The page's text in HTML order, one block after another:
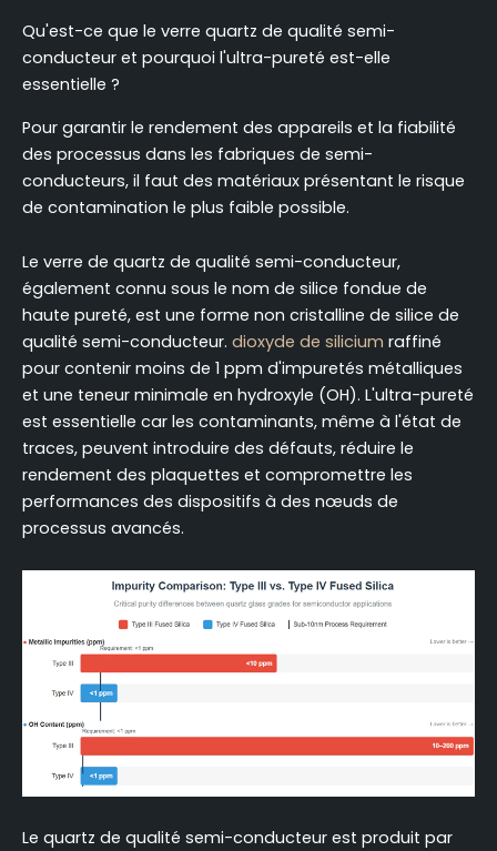
Qu'est-ce que le verre quartz de qualité semi-
conducteur et pourquoi l'ultra-pureté est-elle
essentielle ?
Pour garantir le rendement des appareils et la fiabilité
des processus dans les fabriques de semi-
conducteurs, il faut des matériaux présentant le risque
de contamination le plus faible possible.
Le verre de quartz de qualité semi-conducteur,
également connu sous le nom de silice fondue de
haute pureté, est une forme non cristalline de silice de
qualité semi-conducteur. dioxyde de silicium raffiné
pour contenir moins de 1 ppm d'impuretés métalliques
et une teneur minimale en hydroxyle (OH). L'ultra-pureté
est essentielle car les contaminants, même à l'état de
traces, peuvent introduire des défauts, réduire le
rendement des plaquettes et compromettre les
performances des dispositifs à des nœuds de
processus avancés.
Le quartz de qualité semi-conducteur est produit par